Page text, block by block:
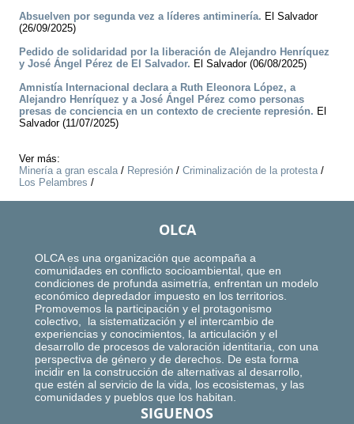
Absuelven por segunda vez a líderes antiminería. El Salvador
(26/09/2025)
Pedido de solidaridad por la liberación de Alejandro Henríquez
y José Ángel Pérez de El Salvador. El Salvador (06/08/2025)
Amnistía Internacional declara a Ruth Eleonora López, a
Alejandro Henríquez y a José Ángel Pérez como personas
presas de conciencia en un contexto de creciente represión. El
Salvador (11/07/2025)
Ver más:
Minería a gran escala/ Represión / Criminalización de la protesta/
Los Pelambres /
OLCA
OLCA es una organización que acompaña a
comunidades en conflicto socioambiental, que en
condiciones de profunda asimetría, enfrentan un modelo
económico depredador impuesto en los territorios.
Promovemos la participación y el protagonismo
colectivo, la sistematización y el intercambio de
experiencias y conocimientos, la articulación y el
desarrollo de procesos de valoración identitaria, con una
perspectiva de género y de derechos. De esta forma
incidir en la construcción de alternativas al desarrollo,
que estén al servicio de la vida, los ecosistemas, y las
comunidades y pueblos que los habitan.
SIGUENOS